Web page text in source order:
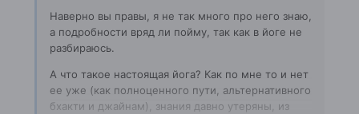
Наверно вы правы, я не так много про него знаю,
а подробности вряд ли пойму, так как в йоге не
разбираюсь.
А что такое настоящая йога? Как по мне то и нет
ее уже (как полноценного пути, альтернативного
бхакти и джайнам), знания давно утеряны, из